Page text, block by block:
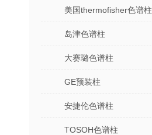
美国thermofisher色谱柱
岛津色谱柱
大赛璐色谱柱
GE预装柱
安捷伦色谱柱
TOSOH色谱柱